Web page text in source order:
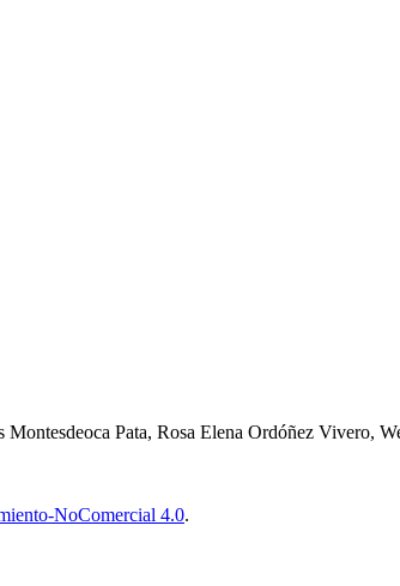
Pata, Rosa Elena Ordóñez Vivero,
NoComercial 4.0.